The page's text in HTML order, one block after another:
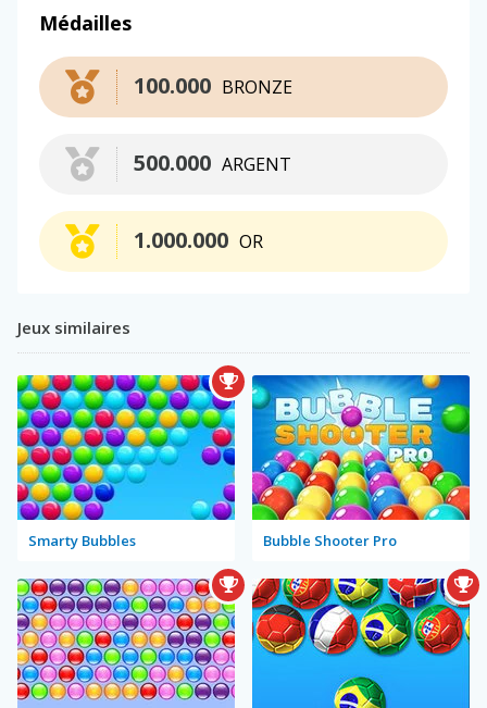
Médailles
BRONZE
100.000
ARGENT
500.000
OR
1.000.000
Jeux similaires
Smarty Bubbles Bubble Shooter Pro